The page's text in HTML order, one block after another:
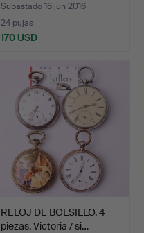
Subastado 16 jun 2016
24 pujas
170 USD
RELOJ DE BOLSILLO, 4
piezas, Victoria / si…